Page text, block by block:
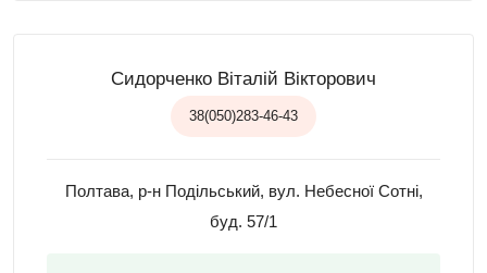
Сидорченко Віталій Вікторович
38(050)283-46-43
Полтава, р-н Подільський, вул. Небесної Сотні,
буд. 57/1